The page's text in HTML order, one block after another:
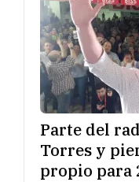
Parte del
Torres y
propio para